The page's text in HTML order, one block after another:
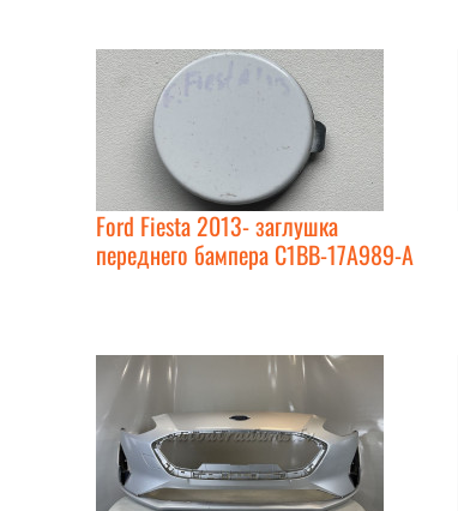
Ford Fiesta 2013- заглушка
переднего бампера C1BB-17A989-A